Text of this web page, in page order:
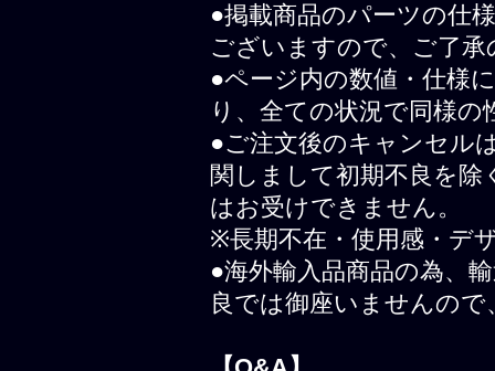
●掲載商品のパーツの仕
ございますので、ご了
●ページ内の数値・仕様
り、全ての状況で同様
●ご注文後のキャンセル
関しまして初期不良を
はお受けできません。
※長期不在・使用感・デ
●海外輸入品商品の為、
良では御座いませんの